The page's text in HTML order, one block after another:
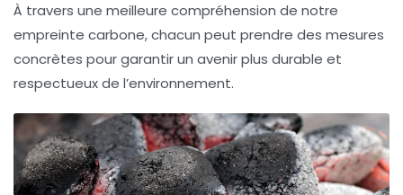
À travers une meilleure compréhension de notre
empreinte carbone, chacun peut prendre des mesures
concrètes pour garantir un avenir plus durable et
respectueux de l’environnement.